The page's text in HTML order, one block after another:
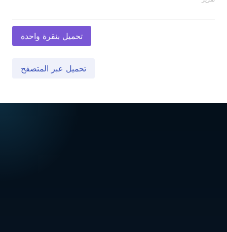
تحميل بنقرة واحدة
تحميل عبر المتصفح